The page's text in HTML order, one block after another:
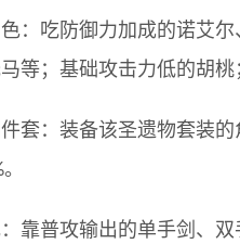
：吃防御力加成的诺艾
等；基础攻击力低的胡
套：装备该圣遗物套装
靠普攻输出的单手剑、双